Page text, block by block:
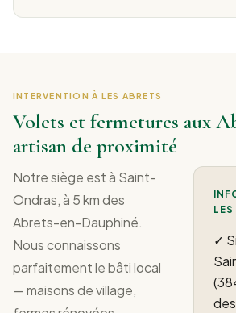
INTERVENTION À LES ABRETS
Volets et fermetures aux
artisan de proximité
Notre siège est à Saint-
Ondras, à 5 km des
Abrets-en-Dauphiné.
Nous connaissons
parfaitement le bâti local
— maisons de village,
LES
✓